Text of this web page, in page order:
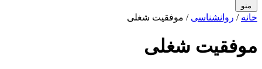
منو
خانه / روانشناسی / موفقیت شغلی
موفقیت شغلی